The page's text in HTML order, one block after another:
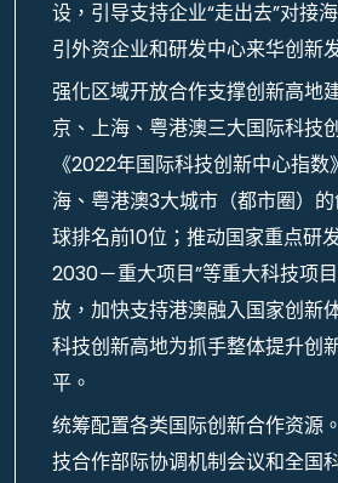
设，引导支持企业“走出去”对接
引外资企业和研发中心来华创新
强化区域开放合作支撑创新高地
京、上海、粤港澳三大国际科技
《2022年国际科技创新中心指
海、粤港澳3大城市（都市圈）
球排名前10位；推动国家重点研
2030－重大项目”等重大科技项
放，加快支持港澳融入国家创新
科技创新高地为抓手整体提升创
平。
统筹配置各类国际创新合作资源
技合作部际协调机制会议和全国